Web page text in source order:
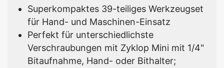
Superkompaktes 39-teiliges Werkzeugset
für Hand- und Maschinen-Einsatz
Perfekt für unterschiedlichste
Verschraubungen mit Zyklop Mini mit 1/4"
Bitaufnahme, Hand- oder Bithalter;